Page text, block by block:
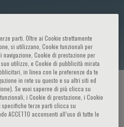
/ ORADOR
parti. Oltre ai Cookie strettamente
si utilizzano, Cookie funzionali per
Cookie di prestazione per
utilizzo, e Cookie di pubblicità mirata
in linea con le preferenze da te
in rete su questo e su altri siti ed
Se vuoi saperne di più clicca su
i Cookie di prestazione, i Cookie
terze parti clicca su
ACCETTO acconsenti all’uso di tutte le